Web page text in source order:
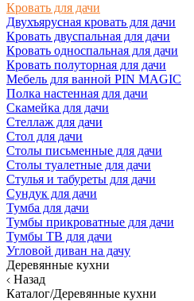
Кровать для дачи
Двухъярусная кровать для дачи
Кровать двуспальная для дачи
Кровать односпальная для дачи
Кровать полуторная для дачи
Мебель для ванной PIN MAGIC
Полка настенная для дачи
Скамейка для дачи
Стеллаж для дачи
Стол для дачи
Столы письменные для дачи
Столы туалетные для дачи
Стулья и табуреты для дачи
Сундук для дачи
Тумба для дачи
Тумбы прикроватные для дачи
Тумбы ТВ для дачи
Угловой диван на дачу
Деревянные кухни
Назад
Каталог/Деревянные кухни